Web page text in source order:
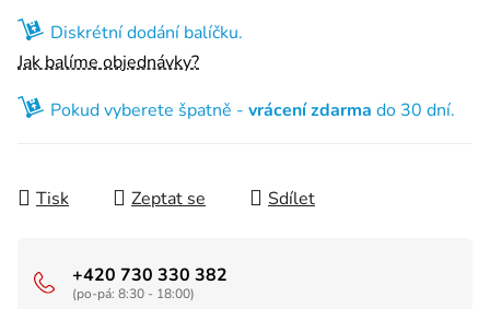
Diskrétní dodání balíčku.
Jak balíme objednávky?
Pokud vyberete špatně - vrácení zdarma do 30 dní.
Tisk Zeptat se Sdílet
+420 730 330 382
(po-pá: 8:30 - 18:00)